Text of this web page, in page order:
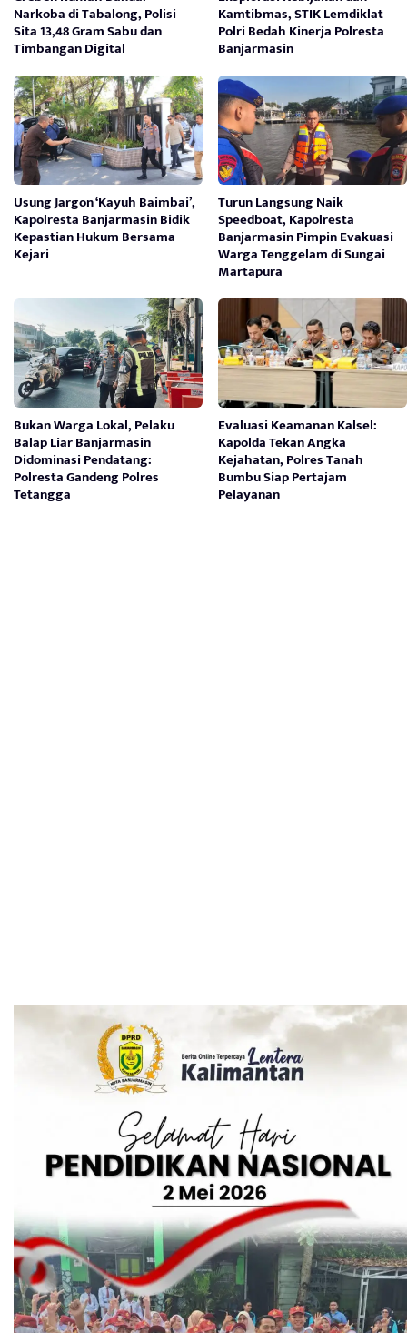
Narkoba di Tabalong, Polisi
Sita 13,48 Gram Sabu dan
Timbangan Digital
Kamtibmas, STIK Lemdiklat
Polri Bedah Kinerja Polresta
Banjarmasin
Usung Jargon ‘Kayuh Baimbai’,
Kapolresta Banjarmasin Bidik
Kepastian Hukum Bersama
Kejari
Turun Langsung Naik
Speedboat, Kapolresta
Banjarmasin Pimpin Evakuasi
Warga Tenggelam di Sungai
Martapura
Bukan Warga Lokal, Pelaku
Balap Liar Banjarmasin
Didominasi Pendatang:
Polresta Gandeng Polres
Tetangga
Evaluasi Keamanan Kalsel:
Kapolda Tekan Angka
Kejahatan, Polres Tanah
Bumbu Siap Pertajam
Pelayanan